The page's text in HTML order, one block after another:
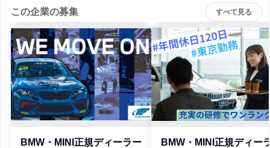
この企業の募集 すべて見る
BMW・MINI正規ディーラー
BMW・MINI正規ディー